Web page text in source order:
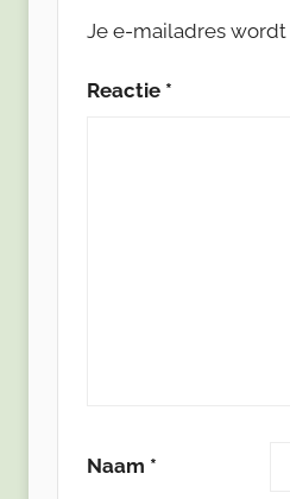
Je e-mailadres
Reactie *
Naam *